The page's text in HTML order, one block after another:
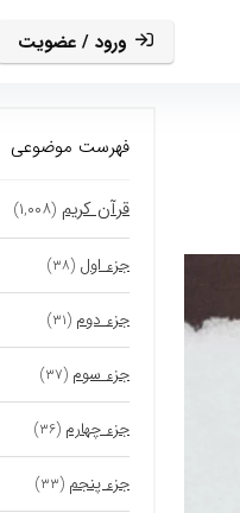
ورود / عضویت
فهرست موضوعی
قرآن کریم (۱,۰۰۸)
جزء اول (۳۸)
جزء دوم (۳۱)
جزء سوم (۳۷)
جزء چهارم (۳۶)
جزء پنجم (۳۳)